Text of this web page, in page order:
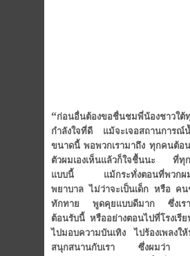
“ก่อนอื่นต้องขอชื่นชมพี่น้องชาวใ
กำลังใจที่ดี แม้จะเจอสถานการณ์
ขนาดนี้ พอพวกเรามาถึง ทุกคนต้อ
ตัวผมเองเห็นแล้วก็ใจชื้นนะ ที่ทุ
แบบนี้ แม้กระทั่งตอนที่พวกผม
พยาบาล ไม่ว่าจะเป็นเด็ก หรือ ค
ทักทาย พูดคุยแบบดีมาก ซึ่งเรา
ต้อนรับนี้ หรืออย่างตอนไปที่โรงเรี
ไปมอบความบันเทิง ไปร้องเพลง
สนุกสนานกับเรา ซึ่งผมว่า ไ